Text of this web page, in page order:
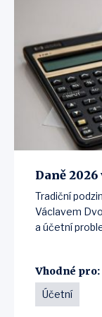
Daně
Tradiční
Václavem
a účetní
Vhodné pro:
Účetní